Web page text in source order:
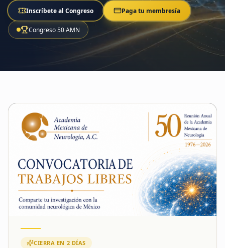
Inscríbete al Congreso Paga tu membresía
Congreso 50 AMN
CIERRA EN 2 DÍAS